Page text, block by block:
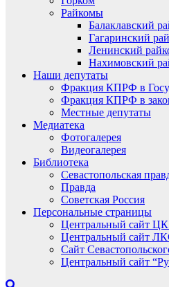
Райкомы
Балаклавский
Гагаринский
Ленинский
Нахимовский
Наши депутаты
Фракция КПРФ в
Фракция КПРФ в
Местные депутаты
Медиатека
Фотогалерея
Видеогалерея
Библиотека
Севастопольская
Правда
Советская Россия
Персональные страницы
Центральный сайт
Центральный сайт
Сайт
Центральный сайт